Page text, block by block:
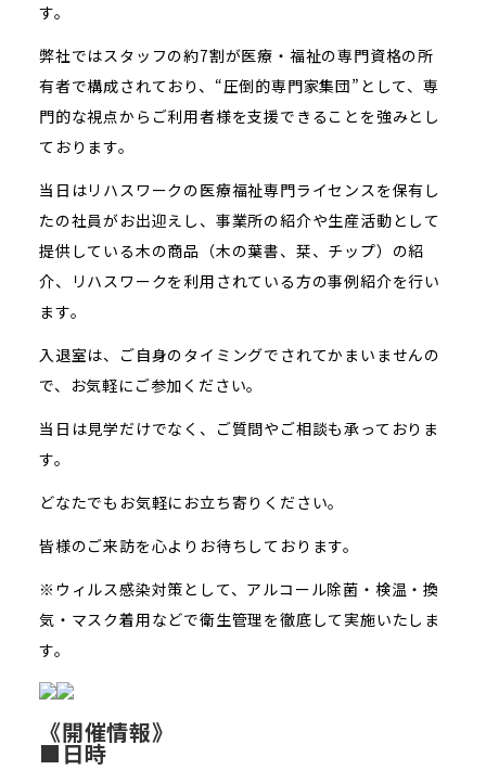
す。
弊社ではスタッフの約7割が医療・福祉の専門資格の所
有者で構成されており、“圧倒的専門家集団”として、専
門的な視点からご利用者様を支援できることを強みとし
ております。
当日はリハスワークの医療福祉専門ライセンスを保有し
たの社員がお出迎えし、事業所の紹介や生産活動として
提供している木の商品（木の葉書、栞、チップ）の紹
介、リハスワークを利用されている方の事例紹介を行い
ます。
入退室は、ご自身のタイミングでされてかまいませんの
で、お気軽にご参加ください。
当日は見学だけでなく、ご質問やご相談も承っておりま
す。
どなたでもお気軽にお立ち寄りください。
皆様のご来訪を心よりお待ちしております。
※ウィルス感染対策として、アルコール除菌・検温・換
気・マスク着用などで衛生管理を徹底して実施いたしま
す。
《開催情報》
■日時